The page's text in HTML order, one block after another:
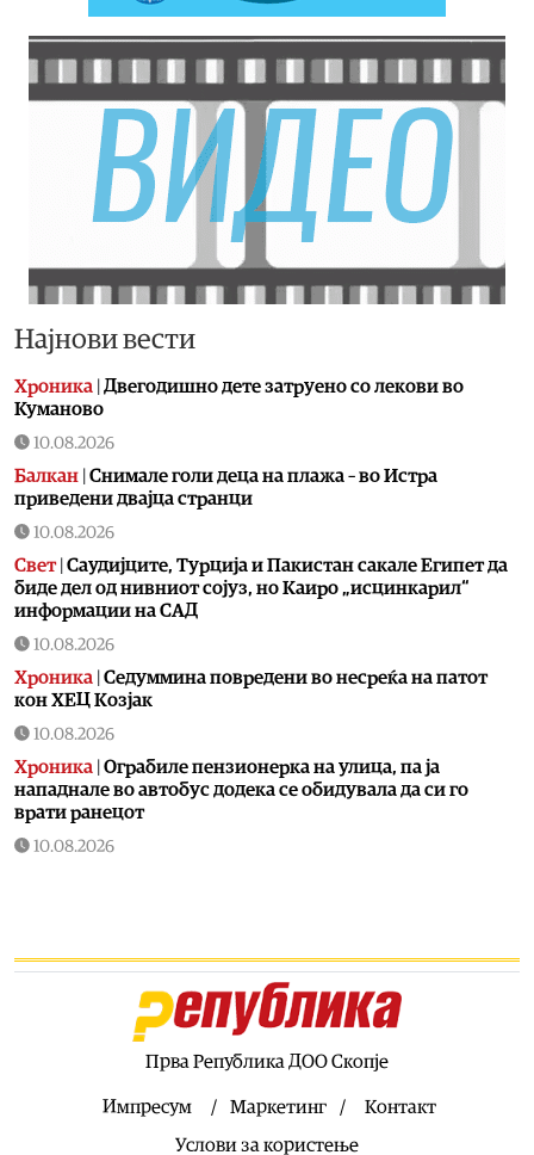
Најнови вести
Хроника Двегодишно дете затруено со лекови во
Куманово
10.08.2026
Балкан Снимале голи деца на плажа – во Истра
приведени двајца странци
10.08.2026
Свет| Саудијците, Турција и Пакистан сакале Египет да
биде дел од нивниот сојуз, но Каиро „исцинкарил“
информации на САД
10.08.2026
Хроника Седуммина повредени во несреќа на патот
кон ХЕЦ Козјак
10.08.2026
Хроника Ограбиле пензионерка на улица, па ја
нападнале во автобус додека се обидувала да си го
врати ранецот
10.08.2026
10.08.2026
Метеоаларм: Денешните временски услови
бараат дополнителна внимателност
пакувања запленети во „Идризово“
Прва Република ДОО Скопје
Импресум Маркетинг
Контакт
Услови за користење